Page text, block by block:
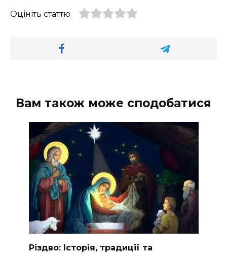
Оцініть статтю
Вам також може сподобатися
Різдво: Історія, традиції та